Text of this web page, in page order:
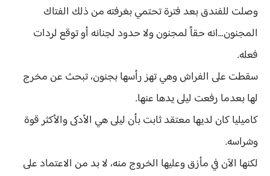
وصلت للفندق بعد فترة تحتمي بغرفته من ذلك الفتاك
المجنون...انه حقاً لمجنون ولا حدود لجنانه أو توقع لردات
فعله.
سقطت على الفراش وهي تهز رأسها بجنون، تبحث عن مخرج
لها بعدما رفعت ليلى يدها عنها.
كاميليا كان لديها معتقد ثابت بأن ليلى هي الأدكى والأكثر قوة
وشراسه.
لكنها الآن في مأزق وعليها الخروج منه، لا بد من الاعتماد على